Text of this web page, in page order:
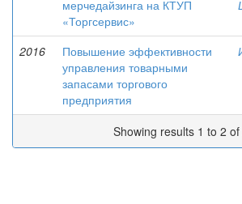
мерчедайзинга на КТУП
«Торгсервис»
2016
Повышение эффективности
управления товарными
запасами торгового
предприятия
Showing results 1 to 2 of